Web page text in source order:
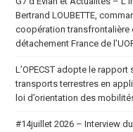
Bertrand LOUBETTE,
coopération transfrontalière
détachement France de
L’OPECST adopte le
transports terrestres en
loi d’orientation des
#14juillet 2026 – Interview